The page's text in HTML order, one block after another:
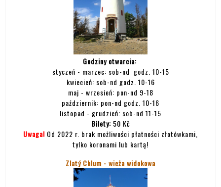
Godziny otwarcia:
styczeń - marzec: sob-nd godz. 10-15
kwiecień: sob-nd godz. 10-16
maj - wrzesień: pon-nd 9-18
październik: pon-nd godz. 10-16
listopad - grudzień: sob-nd 11-15
Bilety: 50 Kč
Uwaga! Od 2022 r. brak możliwości płatności złotówkami,
tylko koronami lub kartą!
Zlatý Chlum - wieża widokowa